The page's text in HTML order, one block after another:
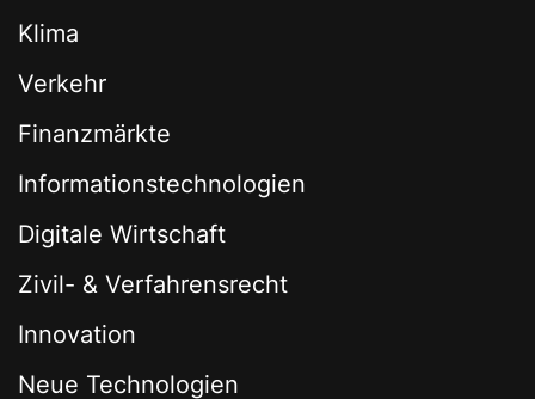
Klima
Verkehr
Finanzmärkte
Informationstechnologien
Digitale Wirtschaft
Zivil- & Verfahrensrecht
Innovation
Neue Technologien